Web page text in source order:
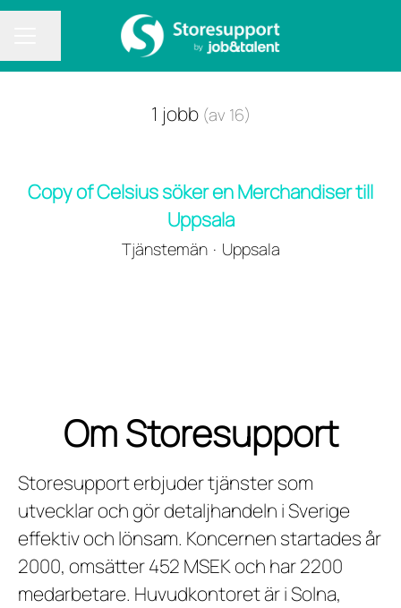
1 jobb (av 16)
Copy of Celsius söker en Merchandiser till
Uppsala
Tjänstemän · Uppsala
Om Storesupport
Storesupport erbjuder tjänster som
utvecklar och gör detaljhandeln i Sverige
effektiv och lönsam. Koncernen startades år
2000, omsätter 452 MSEK och har 2200
medarbetare. Huvudkontoret är i Solna,